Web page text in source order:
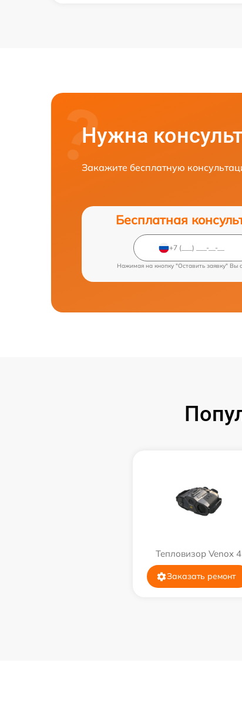
Нужна
Закажите бесплатную
Бесплатная
Нажимая на кнопку "Оставить заявку" Вы
Тепловизор Venox 4
Заказать ремонт